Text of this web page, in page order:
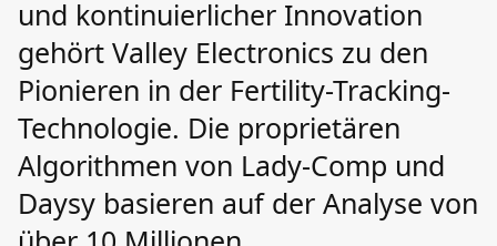
und kontinuierlicher Innovation
gehört Valley Electronics zu den
Pionieren in der Fertility-Tracking-
Technologie. Die proprietären
Algorithmen von Lady-Comp und
Daysy basieren auf der Analyse von